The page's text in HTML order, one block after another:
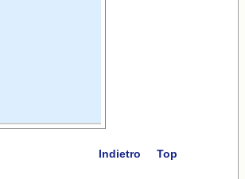
Indietro Top